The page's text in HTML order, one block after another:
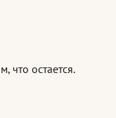
что остается.